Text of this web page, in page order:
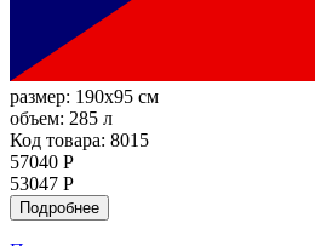
размер: 190x95 см
объем: 285 л
Код товара: 8015
57040 Р
53047 Р
Подробнее